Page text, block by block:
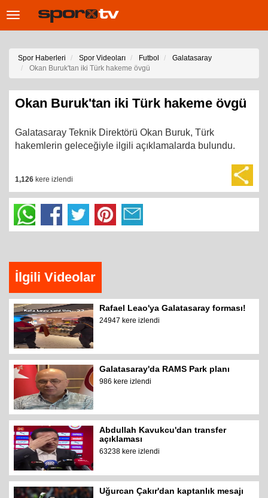
Toggle
Spor Haberleri Spor Videoları Futbol
Galatasaray
Okan Buruk'tan iki Türk hakeme övgü
Okan Buruk'tan iki Türk hakeme övgü
Galatasaray Teknik Direktörü Okan Buruk, Türk
hakemlerin geleceğiyle ilgili açıklamalarda bulundu.
1,126 kere izlendi
İlgili Videolar
Rafael Leao'ya Galatasaray forması!
24947 kere izlendi
Galatasaray'da RAMS Park planı
986 kere izlendi
Abdullah Kavukcu'dan transfer
açıklaması
63238 kere izlendi
Uğurcan Çakır'dan kaptanlık mesajı